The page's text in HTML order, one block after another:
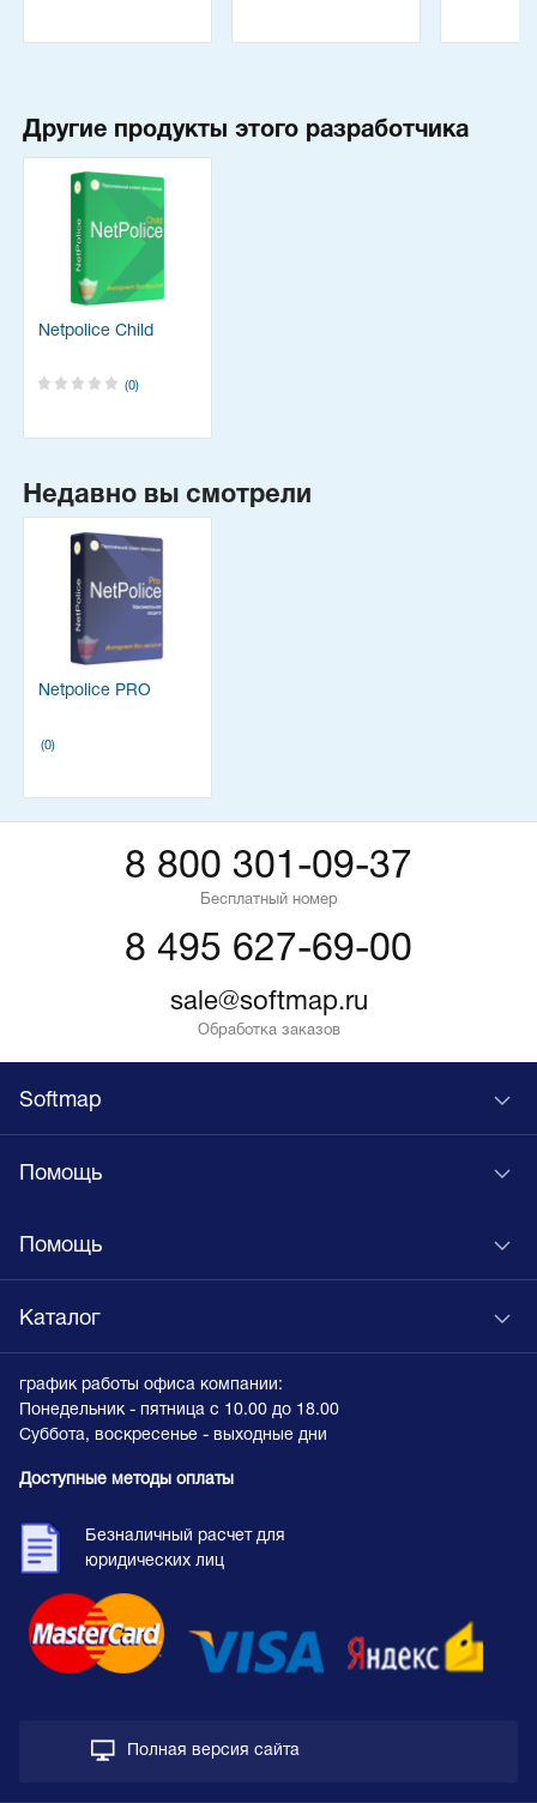
Другие продукты этого разработчика
Netpolice Child
(0)
Недавно вы смотрели
Netpolice PRO
(0)
8 800 301-09-37
Бесплатный номер
8 495 627-69-00
sale@softmap.ru
Обработка заказов
Softmap
Помощь
Помощь
Каталог
график работы офиса компании:
Понедельник - пятница с 10.00 до 18.00
Суббота, воскресенье - выходные дни
Доступные методы оплаты
Безналичный расчет для
юридических лиц
Полная версия сайта